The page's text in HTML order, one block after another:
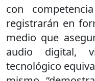
con
registrarán en
medio que
audio digital,
tecnológico